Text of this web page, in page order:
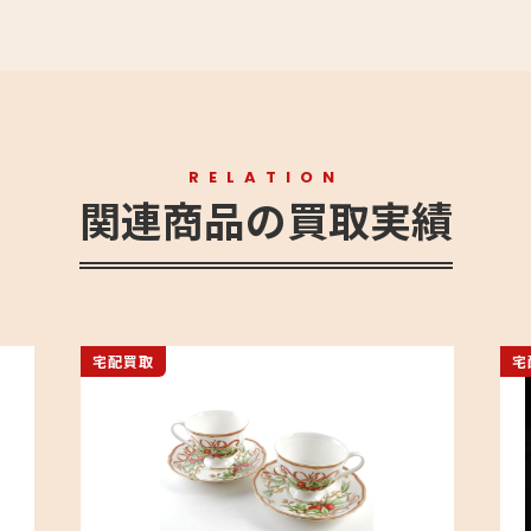
RELATION
関連商品の買取実績
宅配買取 宅